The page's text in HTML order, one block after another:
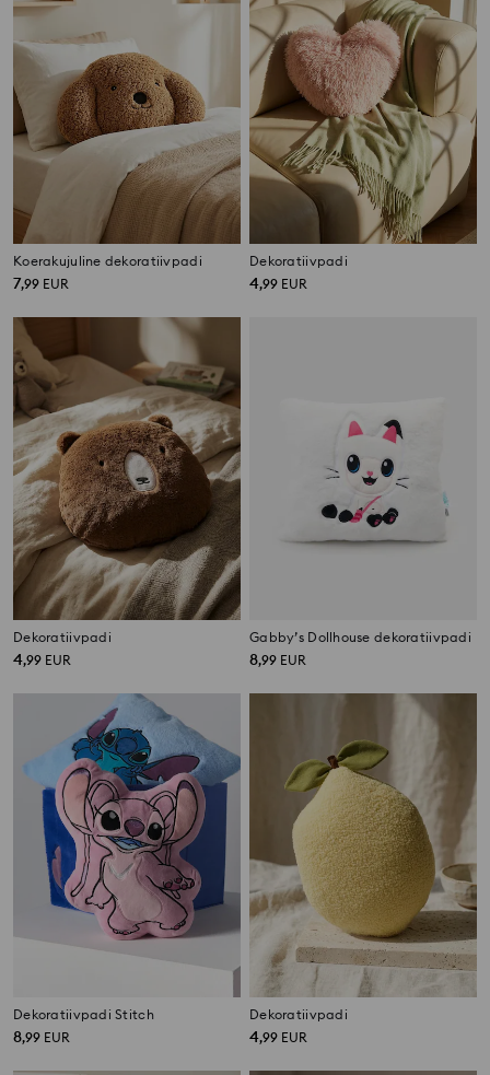
Koerakujuline dekoratiivpadi
7,99 EUR
Dekoratiivpadi
4,99 EUR
Dekoratiivpadi
4,99 EUR
Gabby’s Dollhouse dekoratiivpadi
8,99 EUR
Dekoratiivpadi Stitch
8,99 EUR
Dekoratiivpadi
4,99 EUR